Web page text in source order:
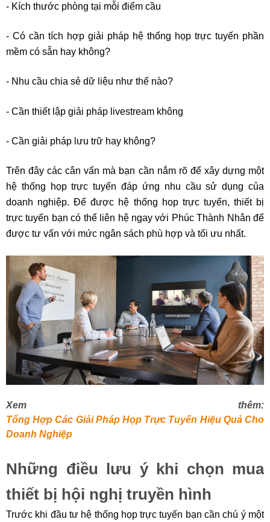
- Kích thước phòng tại mỗi điểm cầu
- Có cần tích hợp giải pháp hệ thống họp trực tuyến phần
mềm có sẵn hay không?
- Nhu cầu chia sẻ dữ liệu như thế nào?
- Cần thiết lập giải pháp livestream không
- Cần giải pháp lưu trữ hay không?
Trên đây các cân vấn mà bạn cần nắm rõ để xây dựng một
hệ thống họp trực tuyến đáp ứng nhu cầu sử dụng của
doanh nghiệp. Để được hệ thống họp trực tuyến, thiết bị
trực tuyến bạn có thể liên hệ ngay với Phúc Thành Nhân để
được tư vấn với mức ngân sách phù hợp và tối ưu nhất.
Xem thêm:
Tổng Hợp Các Giải Pháp Họp Trực Tuyến Hiệu Quả Cho
Doanh Nghiệp
Những điều lưu ý khi chọn mua
thiết bị hội nghị truyền hình
Trước khi đầu tư hệ thống họp trực tuyến bạn cần chú ý một